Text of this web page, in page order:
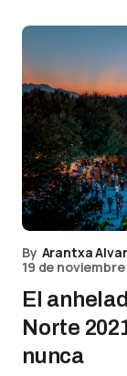
By Arantxa
19 de noviembre
El
Norte
nunca